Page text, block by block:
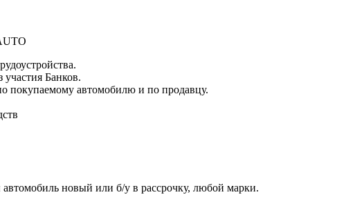
Банков.
покупаемому автомобилю и по продавцу.
новый или б/у в рассрочку, любой марки.